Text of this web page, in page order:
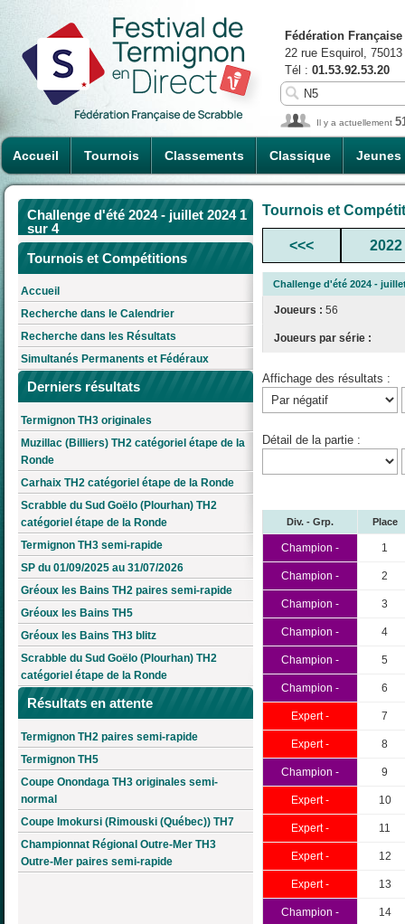
Accueil Tournois Classements Classique Jeunes
Fédération
22 rue Esquirol,
Tél : 01.53.92.53.20
Il y a actuellement
Challenge d'été 2024 - juillet 2024 1
sur 4
Tournois et Compétitions
Accueil
Recherche dans le Calendrier
Recherche dans les Résultats
Simultanés Permanents et Fédéraux
Derniers résultats
Termignon TH3 originales
Muzillac (Billiers) TH2 catégoriel étape de la
Ronde
Carhaix TH2 catégoriel étape de la Ronde
Scrabble du Sud Goëlo (Plourhan) TH2
catégoriel étape de la Ronde
Termignon TH3 semi-rapide
SP du 01/09/2025 au 31/07/2026
Gréoux les Bains TH2 paires semi-rapide
Gréoux les Bains TH5
Gréoux les Bains TH3 blitz
Scrabble du Sud Goëlo (Plourhan) TH2
catégoriel étape de la Ronde
Résultats en attente
Termignon TH2 paires semi-rapide
Termignon TH5
Coupe Onondaga TH3 originales semi-
normal
Coupe Imokursi (Rimouski (Québec)) TH7
Championnat Régional Outre-Mer TH3
Outre-Mer paires semi-rapide
Tournois et
<<< 2022
Challenge d'été 2024 -
Joueurs : 56
Joueurs par série :
Affichage des résultats :
Détail de la partie :
Div. - Grp. Place
Champion - 1
Champion - 2
Champion - 3
Champion - 4
Champion - 5
Champion - 6
Expert - 7
Expert - 8
Champion - 9
Expert - 10
Expert - 11
Expert - 12
Expert - 13
Champion - 14